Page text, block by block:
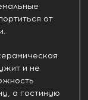
от
и не
а гостиную